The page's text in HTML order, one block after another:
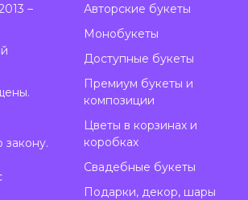
–
закону.
Авторские букеты
Монобукеты
Доступные букеты
Премиум букеты и
композиции
Цветы в корзинах и
коробках
Свадебные букеты
Подарки, декор, шары